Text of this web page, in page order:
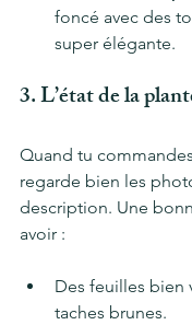
foncé avec des
super élégante.
3. L’état de la
Quand tu
regarde bien les
description. Une
avoir :
Des feuilles bien
taches brunes.